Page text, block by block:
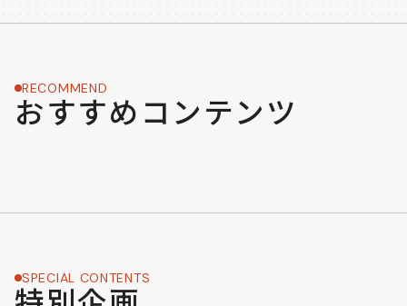
RECOMMEND
おすすめコンテンツ
SPECIAL CONTENTS